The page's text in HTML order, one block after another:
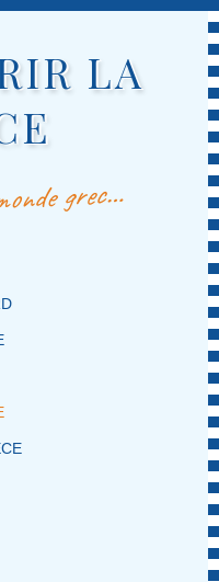
LA
grec…